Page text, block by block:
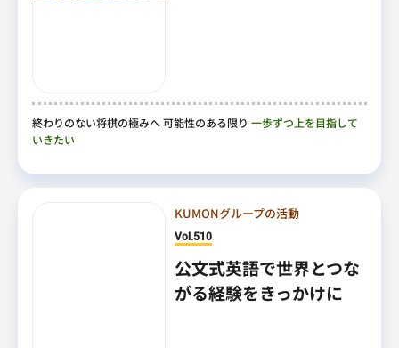
終わりのない将棋の極みへ 可能性のある限り 一歩ずつ上を目指して
いきたい
KUMONグループの活動
Vol.510
公文式英語で世界とつな
がる経験をきっかけに